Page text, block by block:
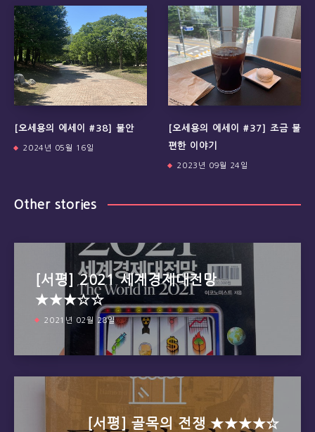
[오세용의 에세이 #38] 불안
2024년 05월 16일
[오세용의 에세이 #37] 조금 불
편한 이야기
2023년 09월 24일
Other stories
[서평] 2021 세계경제대전망
★★★☆☆
2021년 02월 28일
[서평] 골목의 전쟁 ★★★★☆